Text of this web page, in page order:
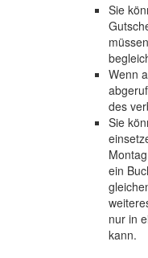
Sie
Wenn
des
Sie
ein
nur in
kann.